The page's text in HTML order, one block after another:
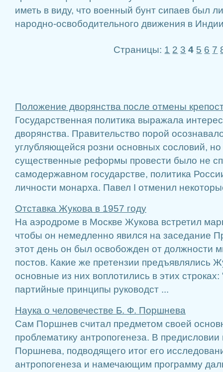
иметь в виду, что военный бунт сипаев был
народно-освободительного движения в
Страницы: 1 2 3 4 5 6 7
Положение дворянства после отмены
Государственная политика выражала
дворянства. Правительство порой
углубляющейся розни основных сословий, но
существенные реформы провести было не
самодержавном государстве, политика
личности монарха. Павел I отменил
Отставка Жукова в 1957 году
На аэродроме в Москве Жукова встретил
чтобы он немедленно явился на заседание
этот день он был освобожден от должности
постов. Какие же претензии предъявлялись
основные из них воплотились в этих
партийные принципы руководст ...
Наука о человечестве Б. Ф. Поршнева
Сам Поршнев считал предметом своей
проблематику антропогенеза. В предисловии
Поршнева, подводящего итог его
антропогенеза и намечающим программу